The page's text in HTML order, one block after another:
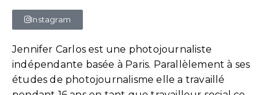
Instagram
Jennifer Carlos est une photojournaliste
indépendante basée à Paris. Parallèlement à ses
études de photojournalisme elle a travaillé